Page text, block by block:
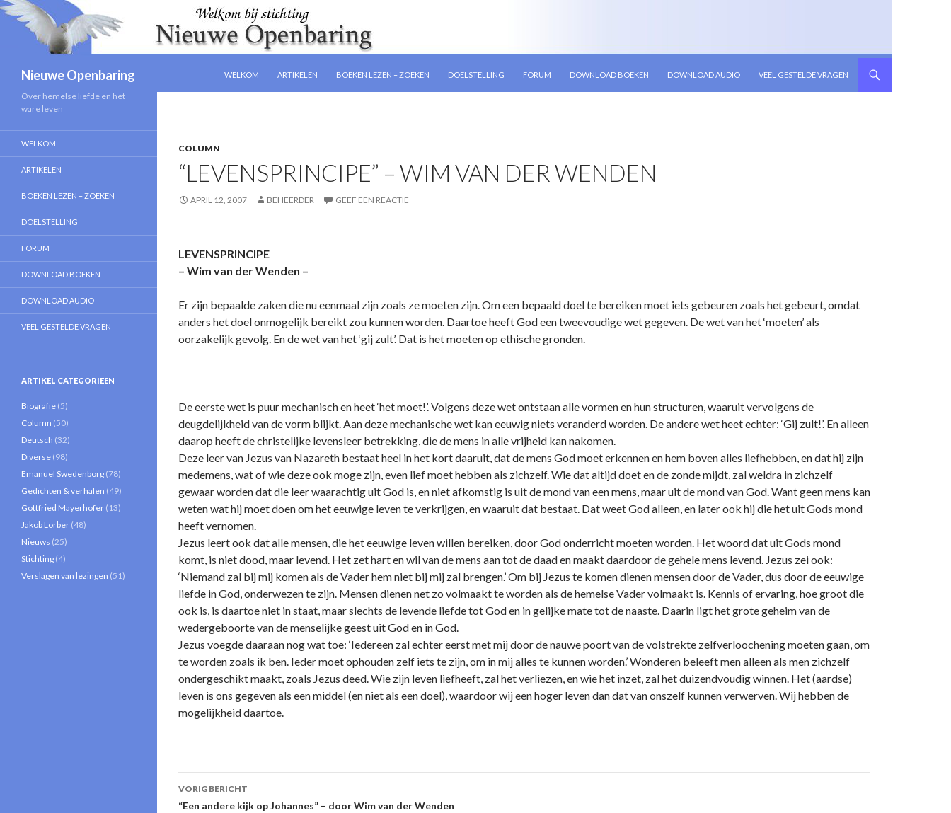
Nieuwe Openbaring
WELKOM
ARTIKELEN BOEKEN LEZEN – ZOEKEN DOELSTELLING FORUM DOWNLOAD BOEKEN DOWNLOAD AUDIO VEEL GESTELDE VRAGEN
COLUMN
“LEVENSPRINCIPE” – WIM VAN DER WENDEN
APRIL 12, 2007 BEHEERDER GEEF EEN REACTIE
LEVENSPRINCIPE
– Wim van der Wenden –
Er zijn bepaalde zaken die nu eenmaal zijn zoals ze moeten zijn. Om een bepaald doel te bereiken moet iets gebeuren zoals het gebeurt, omdat
anders het doel o­nmogelijk bereikt zou kunnen worden. Daartoe heeft God een tweevoudige wet gegeven. De wet van het ‘moeten’ als
oorzakelijk gevolg. En de wet van het ‘gij zult’. Dat is het moeten op ethische gronden.
De eerste wet is puur mechanisch en heet ‘het moet!’. Volgens deze wet o­ntstaan alle vormen en hun structuren, waaruit vervolgens de
deugdelijkheid van de vorm blijkt. Aan deze mechanische wet kan eeuwig niets veranderd worden. De andere wet heet echter: ‘Gij zult!’. En alleen
daarop heeft de christelijke levensleer betrekking, die de mens in alle vrijheid kan nakomen.
Deze leer van Jezus van Nazareth bestaat heel in het kort daaruit, dat de mens God moet erkennen en hem boven alles liefhebben, en dat hij zijn
medemens, wat of wie deze ook moge zijn, even lief moet hebben als zichzelf. Wie dat altijd doet en de zonde mijdt, zal weldra in zichzelf
gewaar worden dat die leer waarachtig uit God is, en niet afkomstig is uit de mond van een mens, maar uit de mond van God. Want geen mens kan
weten wat hij moet doen om het eeuwige leven te verkrijgen, en waaruit dat bestaat. Dat weet God alleen, en later ook hij die het uit Gods mond
heeft vernomen.
Jezus leert ook dat alle mensen, die het eeuwige leven willen bereiken, door God o­nderricht moeten worden. Het woord dat uit Gods mond
komt, is niet dood, maar levend. Het zet hart en wil van de mens aan tot de daad en maakt daardoor de gehele mens levend. Jezus zei ook:
‘Niemand zal bij mij komen als de Vader hem niet bij mij zal brengen.’ Om bij Jezus te komen dienen mensen door de Vader, dus door de eeuwige
liefde in God, o­nderwezen te zijn. Mensen dienen net zo volmaakt te worden als de hemelse Vader volmaakt is. Kennis of ervaring, hoe groot die
ook is, is daartoe niet in staat, maar slechts de levende liefde tot God en in gelijke mate tot de naaste. Daarin ligt het grote geheim van de
wedergeboorte van de menselijke geest uit God en in God.
Jezus voegde daaraan nog wat toe: ‘Iedereen zal echter eerst met mij door de nauwe poort van de volstrekte zelfverloochening moeten gaan, om
te worden zoals ik ben. Ieder moet ophouden zelf iets te zijn, om in mij alles te kunnen worden.’ Wonderen beleeft men alleen als men zichzelf
ondergeschikt maakt, zoals Jezus deed. Wie zijn leven liefheeft, zal het verliezen, en wie het inzet, zal het duizendvoudig winnen. Het (aardse)
leven is ons gegeven als een middel (en niet als een doel), waardoor wij een hoger leven dan dat van o­nszelf kunnen verwerven. Wij hebben de
mogelijkheid daartoe.
Berichtnavigatie
VORIG BERICHT
“Een andere kijk op Johannes” – door Wim van der Wenden
Over hemelse liefde en het
ware leven
WELKOM
ARTIKELEN
BOEKEN LEZEN – ZOEKEN
DOELSTELLING
FORUM
DOWNLOAD BOEKEN
DOWNLOAD AUDIO
VEEL GESTELDE VRAGEN
ARTIKEL CATEGORIEEN
Biografie (5)
Column (50)
Deutsch (32)
Diverse (98)
Emanuel Swedenborg (78)
Gedichten & verhalen (49)
Gottfried Mayerhofer (13)
Jakob Lorber (48)
Nieuws (25)
Stichting (4)
Verslagen van lezingen (51)